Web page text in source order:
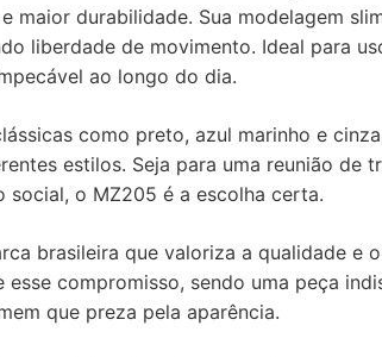
maior durabilidade. Sua modelagem
liberdade de movimento. Ideal para
ao longo do dia.
como preto, azul marinho e
estilos. Seja para uma reunião de
social, o MZ205 é a escolha certa.
brasileira que valoriza a qualidade e
compromisso, sendo uma peça
que preza pela aparência.